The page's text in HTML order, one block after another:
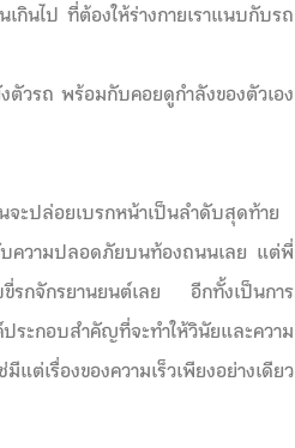
กินไป ที่ต้องให้ร่างกายเราแนบกับรถ
ตัวรถ พร้อมกับคอยดูกำลังของตัวเอง
จะปล่อยเบรกหน้าเป็นลำดับสุดท้าย
บความปลอดภัยบนท้องถนนเลย แต่พี่
ขี่รกจักรยานยนต์เลย อีกทั้งเป็นการ
ะกอบสำคัญที่จะทำให้วินัยและความ
เรื่องของความเร็วเพียงอย่างเดียว